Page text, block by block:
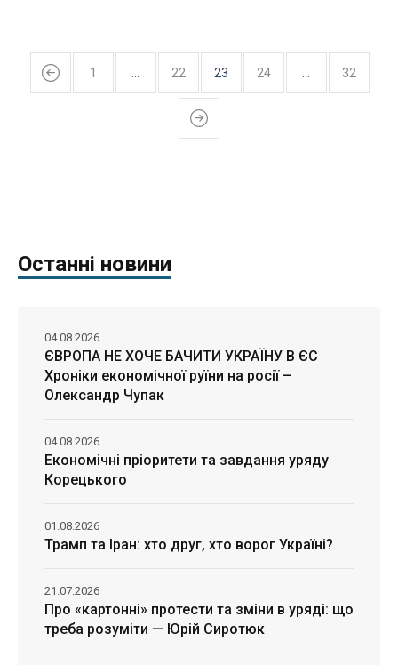
1 … 22 23 24 … 32
Останні новини
ЄВРОПА НЕ ХОЧЕ БАЧИТИ УКРАЇНУ В ЄС
Хроніки економічної руїни на росії –
Олександр Чупак
04.08.2026
Економічні пріоритети та завдання уряду
Корецького
04.08.2026
Трамп та Іран: хто друг, хто ворог Україні?
01.08.2026
Про «картонні» протести та зміни в уряді: що
треба розуміти — Юрій Сиротюк
21.07.2026